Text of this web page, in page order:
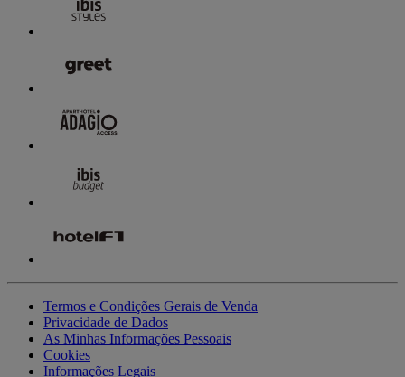
Termos e Condições Gerais de Venda
Privacidade de Dados
As Minhas Informações Pessoais
Cookies
Informações Legais